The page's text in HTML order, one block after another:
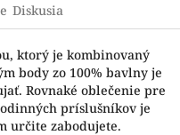
Diskusia
ktorý je kombinovaný
body zo 100% bavlny je
Rovnaké oblečenie pre
príslušníkov je
určite zabodujete.